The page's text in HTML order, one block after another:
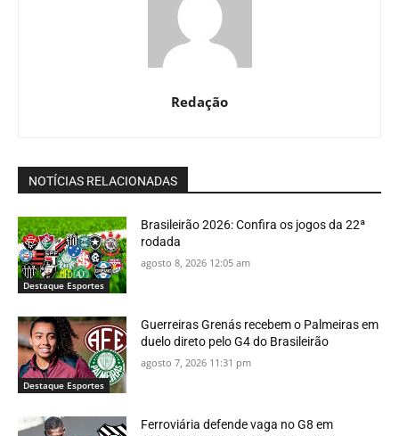
Redação
NOTÍCIAS RELACIONADAS
Destaque Esportes
Brasileirão 2026: Confira os jogos da 22ª
rodada
agosto 8, 2026 12:05 am
Destaque Esportes
Guerreiras Grenás recebem o Palmeiras em
duelo direto pelo G4 do Brasileirão
agosto 7, 2026 11:31 pm
Ferroviária defende vaga no G8 em